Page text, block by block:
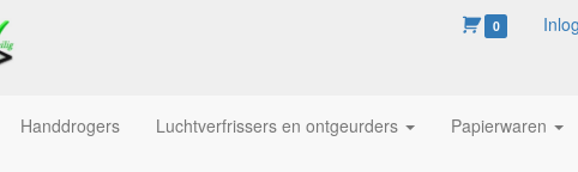
0
Handdrogers Luchtverfrissers en ontgeurders Papierwaren